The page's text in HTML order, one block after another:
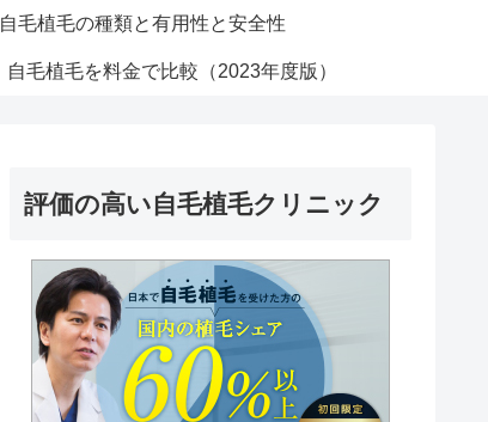
自毛植毛の種類と有用性と安全性
自毛植毛を料金で比較（2023年度版）
評価の高い自毛植毛クリニック